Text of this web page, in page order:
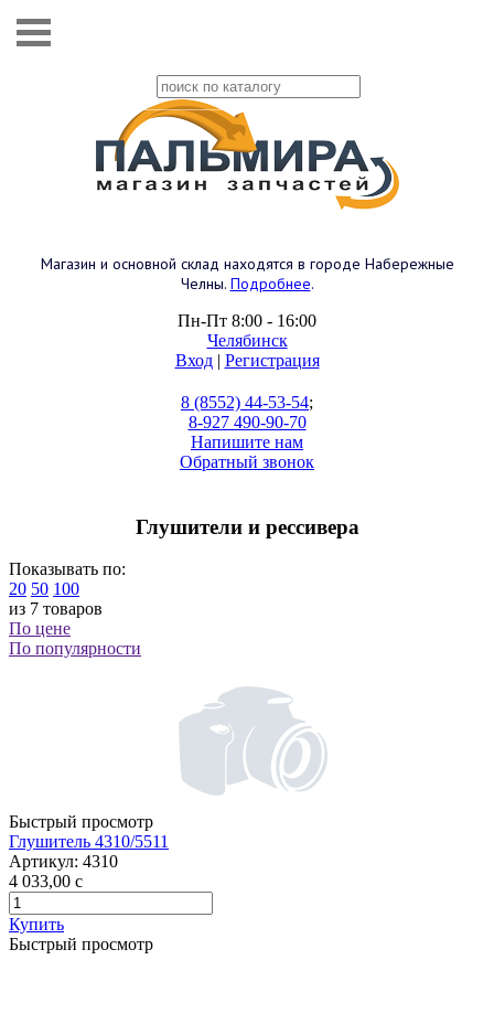
Магазин и основной склад находятся в городе Набережные
Челны. Подробнее.
Пн-Пт 8:00 - 16:00
Челябинск
Вход| Регистрация
8 (8552) 44-53-54;
8-927 490-90-70
Напишите нам
Обратный звонок
Глушители и рессивера
Показывать по:
20 50 100
из 7 товаров
По цене
По популярности
Быстрый просмотр
Глушитель 4310/5511
Артикул: 4310
4 033,00 c
Купить
Быстрый просмотр